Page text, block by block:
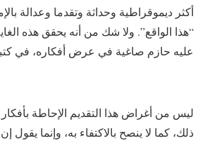
أكثر ديموقراطية وحداثة وتقدما وعدالة
“هذا الواقع”. ولا شك من أنه يحقق هذه
عليه حازم صاغية في عرض أفكاره، في
ليس من أغراض هذا التقديم الإحاطة
ذلك، كما لا ينصح بالاكتفاء به، وإنما يقول